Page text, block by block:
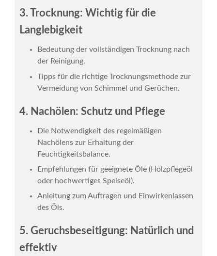
3. Trocknung: Wichtig für die
Langlebigkeit
Bedeutung der vollständigen Trocknung nach
der Reinigung.
Tipps für die richtige Trocknungsmethode zur
Vermeidung von Schimmel und Gerüchen.
4. Nachölen: Schutz und Pflege
Die Notwendigkeit des regelmäßigen
Nachölens zur Erhaltung der
Feuchtigkeitsbalance.
Empfehlungen für geeignete Öle (Holzpflegeöl
oder hochwertiges Speiseöl).
Anleitung zum Auftragen und Einwirkenlassen
des Öls.
5. Geruchsbeseitigung: Natürlich und
effektiv